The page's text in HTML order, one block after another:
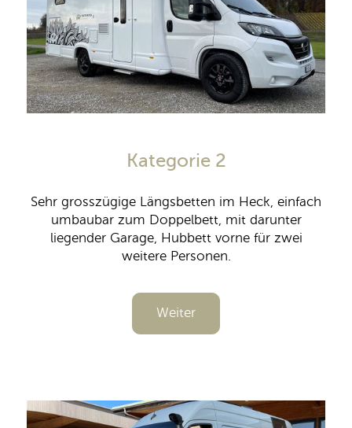
Kategorie 2
Sehr grosszügige Längsbetten im Heck, einfach
umbaubar zum Doppelbett, mit darunter
liegender Garage, Hubbett vorne für zwei
weitere Personen.
Weiter